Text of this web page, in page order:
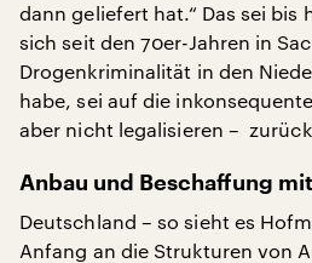
dann geliefert hat.“ Das sei bis
sich seit den 70er-Jahren in
Drogenkriminalität in den
habe, sei auf die
aber nicht legalisieren –
Anbau und Beschaffung
Deutschland – so sieht es
Anfang an die Strukturen von